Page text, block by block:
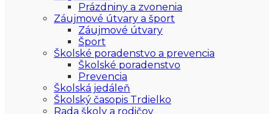
Prázdniny a zvonenia
Záujmové útvary a šport
Záujmové útvary
Šport
Školské poradenstvo a prevencia
Školské poradenstvo
Prevencia
Školská jedáleň
Školský časopis Trdielko
Rada školy a rodičov